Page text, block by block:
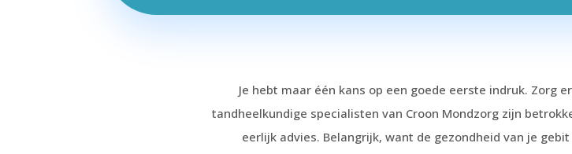
Je hebt maar één kans op een goede eerste indruk. Zorg
tandheelkundige specialisten van Croon Mondzorg zijn
eerlijk advies. Belangrijk, want de gezondheid van je